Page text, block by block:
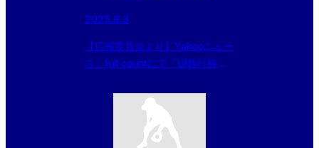
2025.9.3
【広報委員会より】Yahooニュー
ス、full countにて「UI銀行杯
スター戦」中学部の記事が配信さ